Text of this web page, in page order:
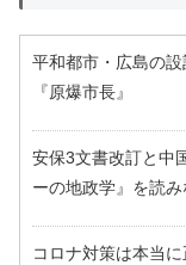
平和都市・広島の
『原爆市長』
安保3文書改訂と中
ーの地政学』を読み
コロナ対策は本当